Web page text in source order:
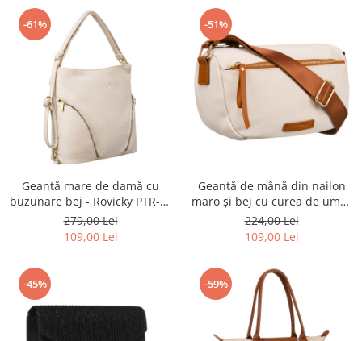
-61%
Geantă mare de damă cu
buzunare bej - Rovicky PTR-R-
KP-18-A19-0255 BE
279,00 Lei
109,00 Lei
-51%
Geantă de mână din nailon
maro și bej cu curea de umăr
- Peterson PTR-PTN JN-05
IVORY-BROW
224,00 Lei
109,00 Lei
-45% -59%